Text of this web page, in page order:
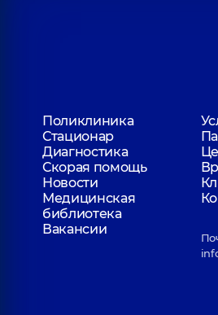
Поликлиника
Стационар
Диагностика
Скорая помощь
Новости
Медицинская
библиотека
Вакансии